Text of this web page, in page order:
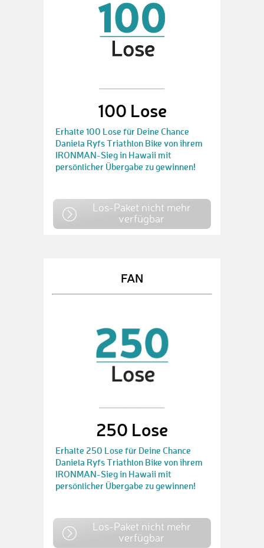
100 Lose
Erhalte 100 Lose für Deine Chance
Daniela Ryfs Triathlon Bike von ihrem
IRONMAN-Sieg in Hawaii mit
persönlicher Übergabe zu gewinnen!
Los-Paket nicht mehr
verfügbar
FAN
250 Lose
Erhalte 250 Lose für Deine Chance
Daniela Ryfs Triathlon Bike von ihrem
IRONMAN-Sieg in Hawaii mit
persönlicher Übergabe zu gewinnen!
Los-Paket nicht mehr
verfügbar